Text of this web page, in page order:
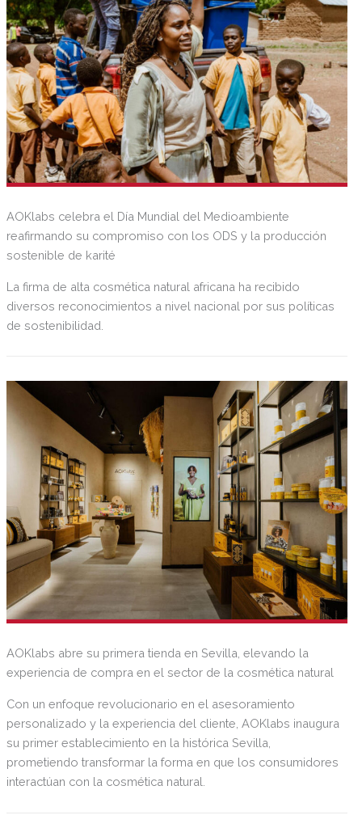
AOKlabs celebra el Día Mundial del Medioambiente
reafirmando su compromiso con los ODS y la producción
sostenible de karité
La firma de alta cosmética natural africana ha recibido
diversos reconocimientos a nivel nacional por sus políticas
de sostenibilidad.
AOKlabs abre su primera tienda en Sevilla, elevando la
experiencia de compra en el sector de la cosmética natural
Con un enfoque revolucionario en el asesoramiento
personalizado y la experiencia del cliente, AOKlabs inaugura
su primer establecimiento en la histórica Sevilla,
prometiendo transformar la forma en que los consumidores
interactúan con la cosmética natural.